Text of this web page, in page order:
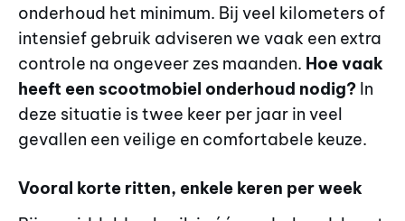
onderhoud het minimum. Bij veel kilometers of
intensief gebruik adviseren we vaak een extra
controle na ongeveer zes maanden. Hoe vaak
heeft een scootmobiel onderhoud nodig? In
deze situatie is twee keer per jaar in veel
gevallen een veilige en comfortabele keuze.
Vooral korte ritten, enkele keren per week